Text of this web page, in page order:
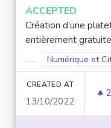
ACCEPTED
Création d’une
entièrement gratuite
Filter results for
Filter results for
Numérique et
CREATED AT
13/10/2022